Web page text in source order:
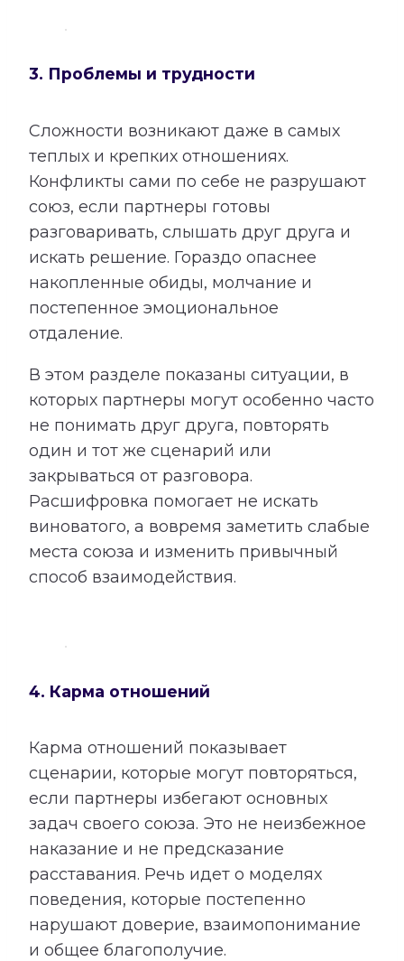
3. Проблемы и трудности
Сложности возникают даже в самых
теплых и крепких отношениях.
Конфликты сами по себе не разрушают
союз, если партнеры готовы
разговаривать, слышать друг друга и
искать решение. Гораздо опаснее
накопленные обиды, молчание и
постепенное эмоциональное
отдаление.
В этом разделе показаны ситуации, в
которых партнеры могут особенно часто
не понимать друг друга, повторять
один и тот же сценарий или
закрываться от разговора.
Расшифровка помогает не искать
виноватого, а вовремя заметить слабые
места союза и изменить привычный
способ взаимодействия.
4. Карма отношений
Карма отношений показывает
сценарии, которые могут повторяться,
если партнеры избегают основных
задач своего союза. Это не неизбежное
наказание и не предсказание
расставания. Речь идет о моделях
поведения, которые постепенно
нарушают доверие, взаимопонимание
и общее благополучие.